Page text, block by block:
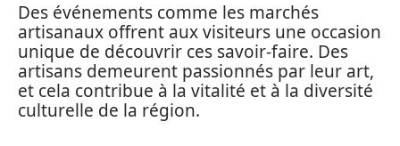
Des événements comme les marchés
artisanaux offrent aux visiteurs une occasion
unique de découvrir ces savoir-faire. Des
artisans demeurent passionnés par leur art,
et cela contribue à la vitalité et à la diversité
culturelle de la région.